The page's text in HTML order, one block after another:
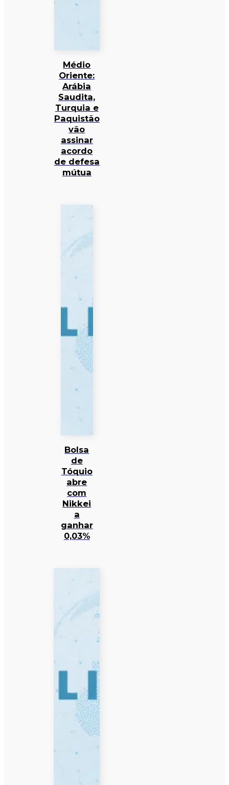
Médio
Oriente:
Arábia
Saudita,
Turquia e
Paquistão
vão
assinar
acordo
de defesa
mútua
Bolsa
de
Tóquio
abre
com
Nikkei
a
ganhar
0,03%